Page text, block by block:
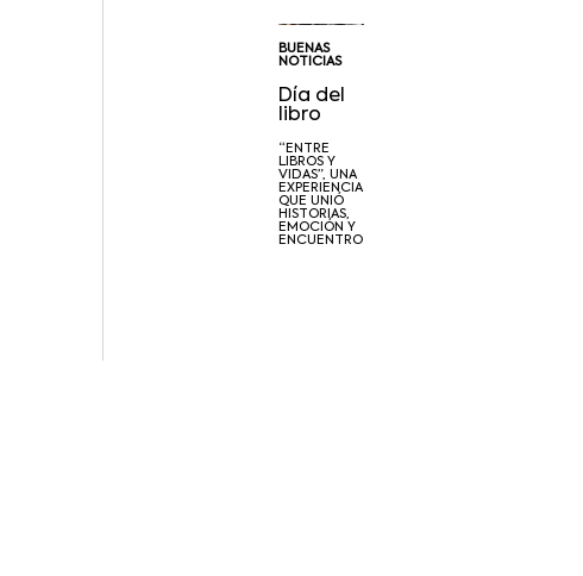
BUENAS
NOTICIAS
Día del
libro
“ENTRE
LIBROS Y
VIDAS”, UNA
EXPERIENCIA
QUE UNIÓ
HISTORIAS,
EMOCIÓN Y
ENCUENTRO